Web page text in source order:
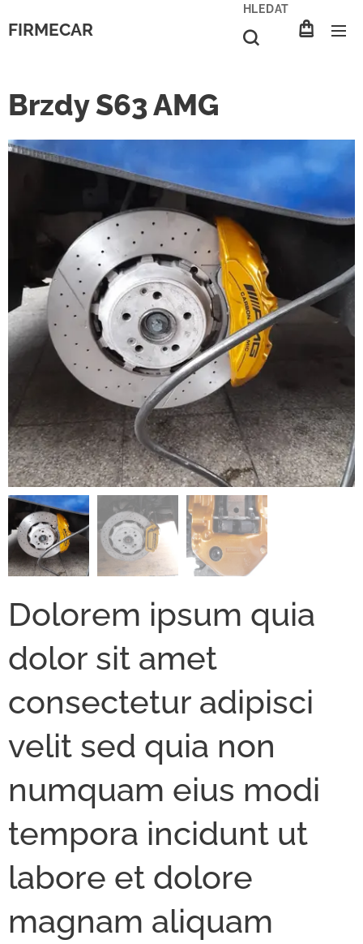
FIRMECAR
HLEDAT
Brzdy S63 AMG
Dolorem ipsum quia
dolor sit amet
consectetur adipisci
velit sed quia non
numquam eius modi
tempora incidunt ut
labore et dolore
magnam aliquam